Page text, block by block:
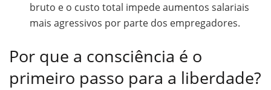
bruto e o custo total impede aumentos salariais
mais agressivos por parte dos empregadores.
Por que a consciência é o
primeiro passo para a liberdade?